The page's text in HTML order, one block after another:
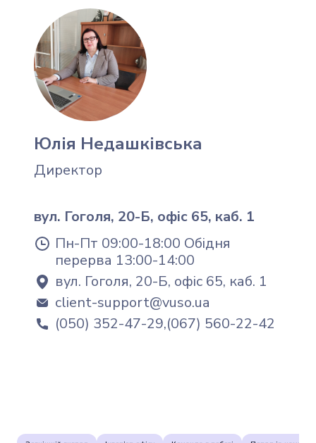
Юлія Недашківська
Директор
вул. Гоголя, 20-Б, офіс 65, каб. 1
Пн-Пт 09:00-18:00 Обідня
перерва 13:00-14:00
вул. Гоголя, 20-Б, офіс 65, каб. 1
client-support@vuso.ua
(050) 352-47-29,(067) 560-22-42